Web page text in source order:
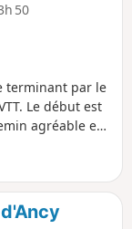
50
terminant par le
Le début est
agréable en